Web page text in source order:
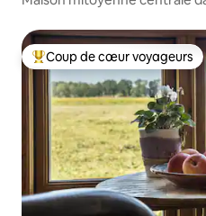
Coups de cœur voyageurs les
Coup de cœur voyageurs